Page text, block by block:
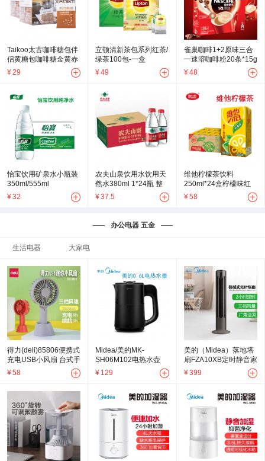
Taikoo太古咖啡糖包伴
侣黄糖包咖啡糖金黄赤
砂糖调糖5g*50小包装
¥29
立顿清新茶包系列红茶/
绿茶100包-一盒
¥49
雀巢咖啡1+2原味三合
一速溶咖啡粉20条*15g
条装
¥48
怡宝饮用矿泉水小瓶装
350ml/555ml
¥32
农夫山泉饮用水饮用天
然水380ml 1*24瓶 整
箱装
¥37.5
维他柠檬茶饮料
250ml*24盒柠檬味红
茶网红茶经典柠檬茶风
¥58
办公电器 五金
生活电器 大家电
得力(deli)85806便携式
充电USB小风扇 台式手
持两用
¥58
Midea/美的MK-
SH06M102电热水壶
0.6升宿舍304不锈钢便
¥ 129
美的（Midea）落地塔
扇FZA10XB定时静音家
用柔和风立体风内旋无
¥399